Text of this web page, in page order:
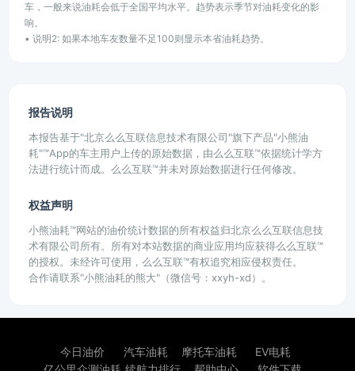
车，一般来说油耗会低于全国平均水平。趋势表示季节对油耗变化的影
响。
• 说明2: 如果本地车友数量不足100则显示本省油耗趋势。
报告说明
本报告基于"北京么么互联信息技术有限公司"旗下产品"小熊油
耗"™App的车主用户上传的原始数据，由么么互联™依据统计学方
法进行统计而成。么么互联™并未对原始数据进行任何修改。
权益声明
小熊油耗™网站的油价统计数据的所有权益归北京么么互联信息技
术有限公司所有。所有对本站数据的商业应用均应获得么么互联™
的授权。未经许可使用，么么互联™有权追究相应侵权责任。
合作请联系"小熊油耗的熊大"（微信号：xxyh-xd）。
今日油价 汽车油耗 摩托车油耗
EV电耗